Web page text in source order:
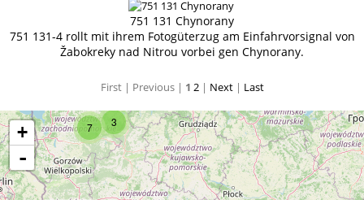
751 131 Chynorany
751 131-4 rollt mit ihrem Fotogüterzug am Einfahrvorsignal von
Žabokreky nad Nitrou vorbei gen Chynorany.
First | Previous | 1 2 | Next | Last
3
7
+
-